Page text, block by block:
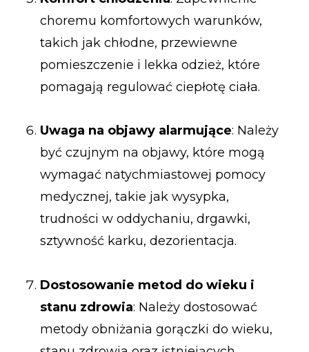
choremu komfortowych warunków,
takich jak chłodne, przewiewne
pomieszczenie i lekka odzież, które
pomagają regulować ciepłotę ciała.
Uwaga na objawy alarmujące: Należy
być czujnym na objawy, które mogą
wymagać natychmiastowej pomocy
medycznej, takie jak wysypka,
trudności w oddychaniu, drgawki,
sztywność karku, dezorientacja.
Dostosowanie metod do wieku i
stanu zdrowia: Należy dostosować
metody obniżania gorączki do wieku,